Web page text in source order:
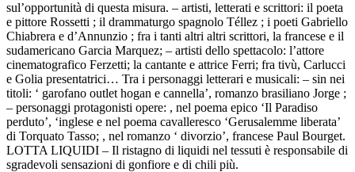
sul’opportunità di questa misura. – artisti, letterati e scrittori: il poeta
e pittore Rossetti ; il drammaturgo spagnolo Téllez ; i poeti Gabriello
Chiabrera e d’Annunzio ; fra i tanti altri altri scrittori, la francese e il
sudamericano Garcia Marquez; – artisti dello spettacolo: l’attore
cinematografico Ferzetti; la cantante e attrice Ferri; fra tivù, Carlucci
e Golia presentatrici… Tra i personaggi letterari e musicali: – sin nei
titoli: ‘ garofano outlet hogan e cannella’, romanzo brasiliano Jorge ;
– personaggi protagonisti opere: , nel poema epico ‘Il Paradiso
perduto’, ‘inglese e nel poema cavalleresco ‘Gerusalemme liberata’
di Torquato Tasso; , nel romanzo ‘ divorzio’, francese Paul Bourget.
LOTTA LIQUIDI – Il ristagno di liquidi nel tessuti è responsabile di
sgradevoli sensazioni di gonfiore e di chili più.